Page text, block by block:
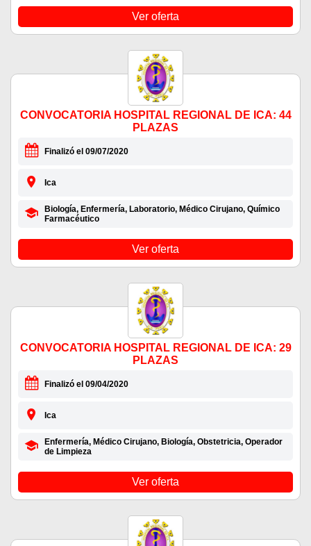
Ver oferta
CONVOCATORIA HOSPITAL REGIONAL DE ICA: 44
PLAZAS
Finalizó el 09/07/2020
Ica
Biología, Enfermería, Laboratorio, Médico Cirujano, Químico
Farmacéutico
Ver oferta
CONVOCATORIA HOSPITAL REGIONAL DE ICA: 29
PLAZAS
Finalizó el 09/04/2020
Ica
Enfermería, Médico Cirujano, Biología, Obstetricia, Operador
de Limpieza
Ver oferta